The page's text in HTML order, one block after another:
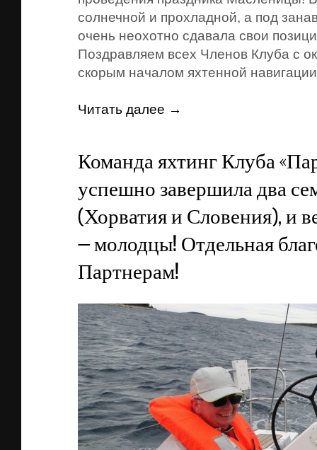
солнечной и прохладной, а под
очень неохотно сдавала свои
Поздравляем всех Членов Клуба с
скорым началом яхтенной
Читать далее →
Команда яхтинг Клуба
успешно завершила два
(Хорватия и Словения), и
— молодцы! Отдельная
Партнерам!